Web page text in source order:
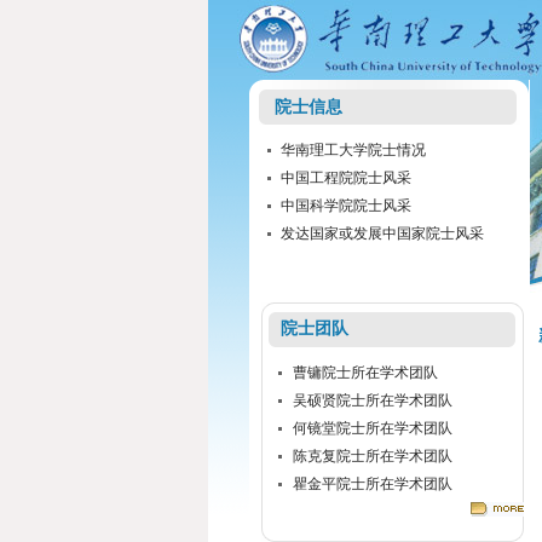
院士信息
华南理工大学院士情况
中国工程院院士风采
中国科学院院士风采
发达国家或发展中国家院士风采
院士团队
曹镛院士所在学术团队
吴硕贤院士所在学术团队
何镜堂院士所在学术团队
陈克复院士所在学术团队
瞿金平院士所在学术团队